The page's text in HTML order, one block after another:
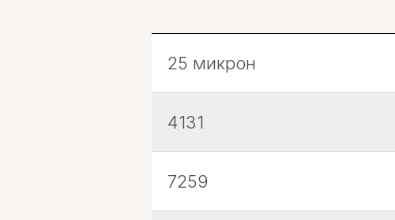
25 микрон
4131
7259